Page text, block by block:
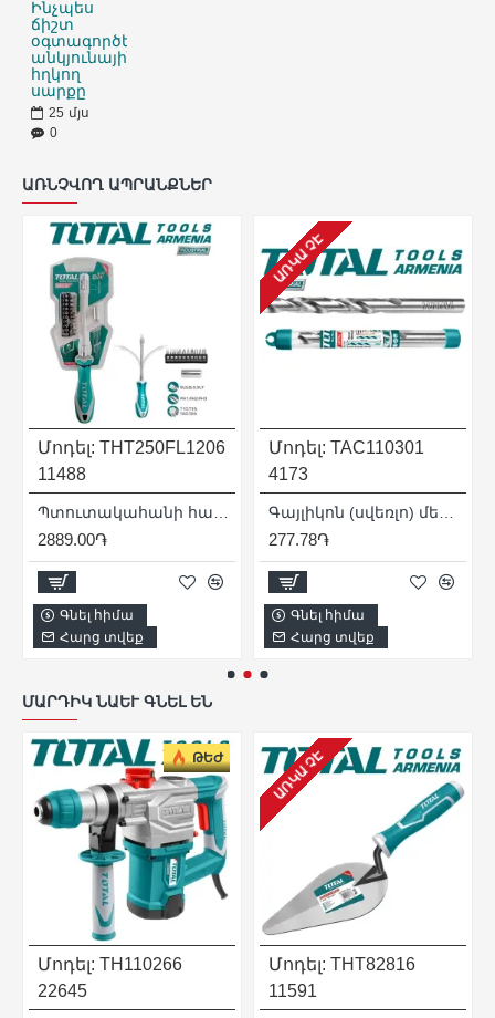
Ինչպես
ճիշտ
օգտագործել
անկյունային
հղկող
սարքը
25 մյս
0
ԱՌՆՉՎՈՂ ԱՊՐԱՆՔՆԵՐ
Մոդել: THT250FL1206
11488
2889.00֏
Գնել հիմա
Հարց տվեք
ԱՌԿԱ ՉԷ
Մոդել: TAC110301
4173
277.78֏
Գնել հիմա
Հարց տվեք
ՄԱՐԴԻԿ ՆԱԵՒ ԳՆԵԼ ԵՆ
ԹԵԺ
Մոդել: TH110266
22645
ԱՌԿԱ ՉԷ
Մոդել: THT82816
11591